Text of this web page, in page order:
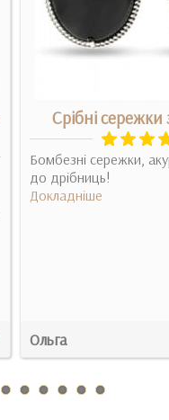
Срібні
Бомбезні сережки,
до дрібниць!
Докладніше
Ольга